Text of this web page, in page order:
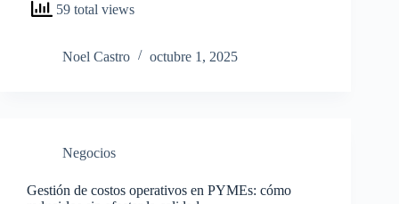
59 total views
Noel Castro octubre 1, 2025
Negocios
Gestión de costos operativos en PYMEs: cómo